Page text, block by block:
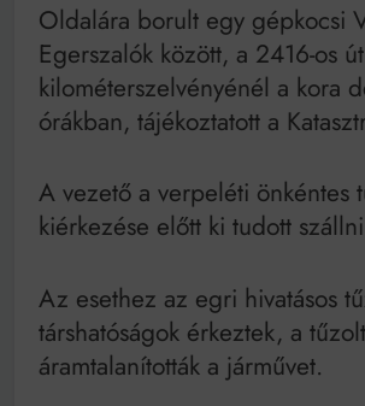
Oldalára borult egy gépkocsi
Egerszalók között, a 2416-os
kilométerszelvényénél a kora
órákban, tájékoztatott a
A vezető a verpeléti önkéntes
kiérkezése előtt ki tudott
Az esethez az egri hivatásos
társhatóságok érkeztek, a
áramtalanították a járművet.